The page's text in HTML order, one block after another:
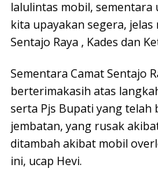
lalulintas mobil,
kita upayakan segera, jelas
Sentajo Raya , Kades dan
Sementara Camat Sentajo
berterimakasih atas
serta Pjs Bupati yang
jembatan, yang rusak
ditambah akibat mobil
ini, ucap Hevi.